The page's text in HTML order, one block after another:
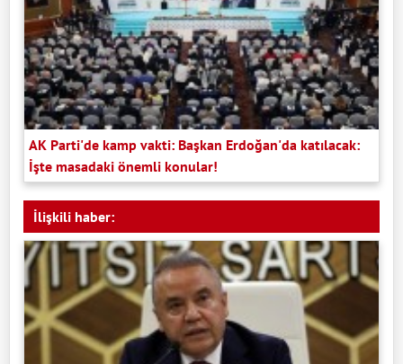
AK Parti'de kamp vakti: Başkan Erdoğan'da katılacak:
İşte masadaki önemli konular!
İlişkili haber: